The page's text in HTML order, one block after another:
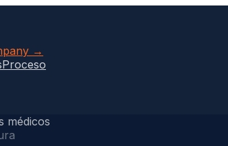
→
Proceso
médicos